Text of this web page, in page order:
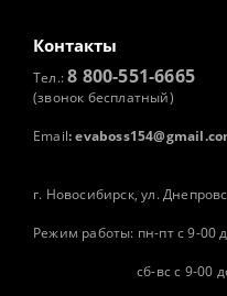
Контакты
Тел.:8 800-551-6665
(звонок бесплатный)
Email:
г. Новосибирск, ул.
Режим работы: пн-пт с 9-00
сб-вс с 9-00